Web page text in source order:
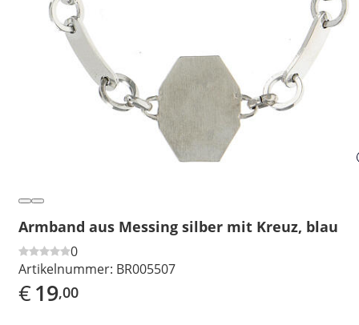
Armband aus Messing silber mit Kreuz, blau
0
Artikelnummer: BR005507
€19,00